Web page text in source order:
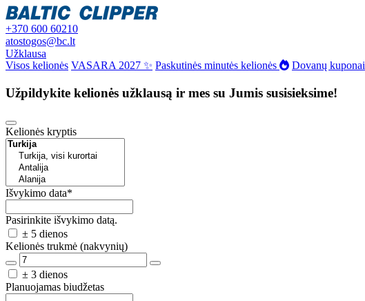
+370 600 60210
atostogos@bc.lt
Užklausa
Visos kelionės VASARA 2027 ✨ Paskutinės minutės kelionės Dovanų kuponai
Užpildykite kelionės užklausą ir mes su Jumis susisieksime!
Kelionės kryptis
Išvykimo data*
Pasirinkite išvykimo datą.
± 5 dienos
Kelionės trukmė (nakvynių)
± 3 dienos
Planuojamas biudžetas